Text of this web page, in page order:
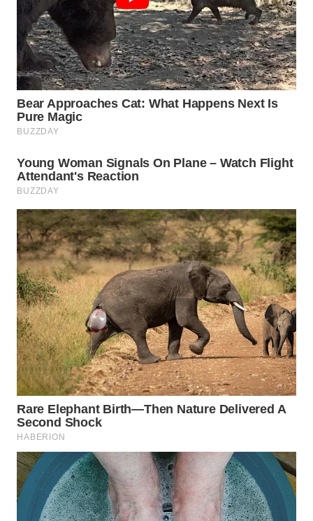
WN
CIREBON
WN
INDRAMAYU
WN
WN
WN
SUBANG
WN
SUKABUMI
WN
PURWAKARTA
WN
PRIANGAN
TIMUR
WN
SEMARANG
WN